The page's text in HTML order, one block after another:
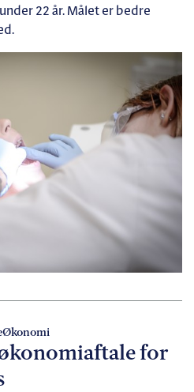
22 år. Målet er bedre
Økonomi
for